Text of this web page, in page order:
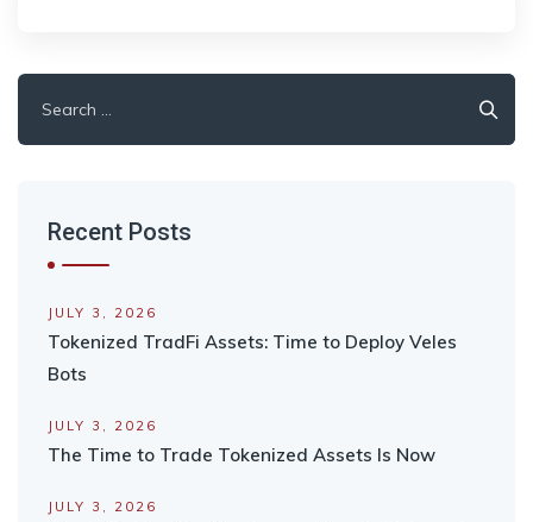
for:
Recent Posts
JULY 3, 2026
Tokenized TradFi Assets: Time to Deploy Veles
Bots
JULY 3, 2026
The Time to Trade Tokenized Assets Is Now
JULY 3, 2026